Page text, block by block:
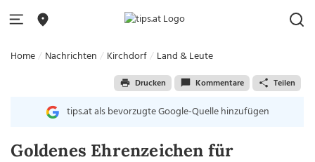
Home Nachrichten Kirchdorf Land & Leute
Drucken Kommentare Teilen
tips.at als bevorzugte Google-Quelle hinzufügen
Goldenes Ehrenzeichen für